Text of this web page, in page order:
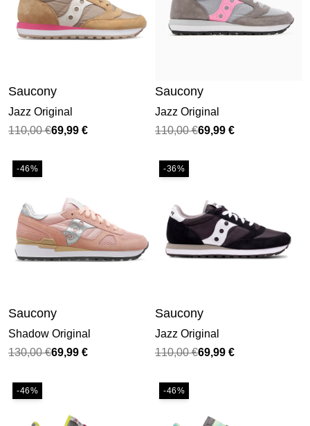
Saucony
Jazz Original
110,00€
Il
originale
110,00 €.
69,99 €
Il
attuale
69,99 €.
Saucony
Jazz Original
110,00€
Il
originale
110,00 €.
69,99 €
Il
attuale
69,99 €.
-46%
Saucony
Shadow Original
130,00€
Il
originale
69,99 €
Il
attuale
-36%
Saucony
Jazz Original
110,00€
Il
originale
69,99 €
Il
attuale
-46% -46%